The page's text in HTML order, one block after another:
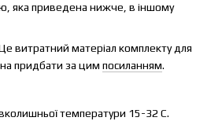
яка приведена нижче, в іншому
витратний матеріал комплекту для
придбати за цим посиланням.
температури 15-32 С.